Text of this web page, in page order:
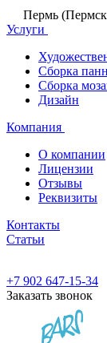
Пермь
Услуги
Сборка
Сборка
Дизайн
Компания
О компании
Лицензии
Отзывы
Реквизиты
Контакты
Статьи
+7 902 647-15-34
Заказать звонок